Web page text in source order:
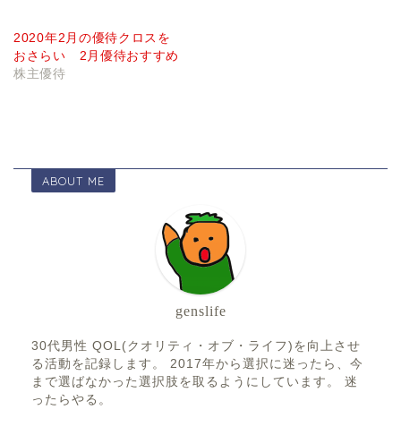
2020年2月の優待クロスを
おさらい 2月優待おすすめ
株主優待
ABOUT ME
genslife
30代男性 QOL(クオリティ・オブ・ライフ)を向上させ
る活動を記録します。 2017年から選択に迷ったら、今
まで選ばなかった選択肢を取るようにしています。 迷
ったらやる。